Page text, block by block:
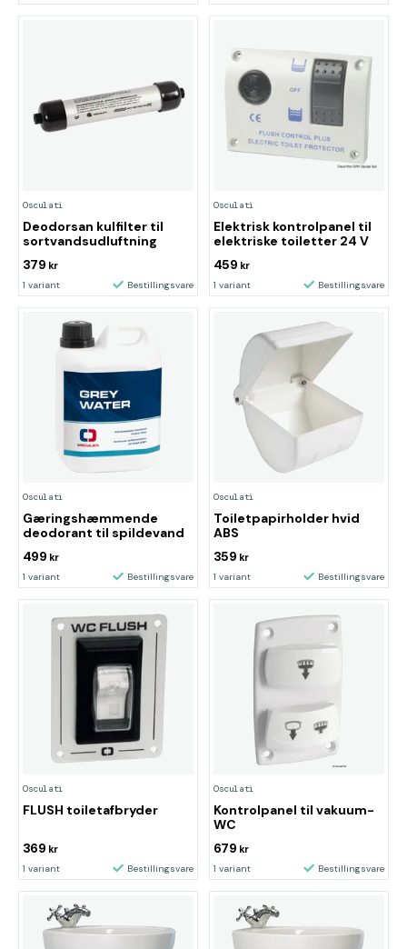
Osculati
Deodorsan kulfilter til
sortvandsudluftning
379 kr
1 variant Bestillingsvare
Osculati
Elektrisk kontrolpanel til
elektriske toiletter 24 V
459 kr
1 variant Bestillingsvare
Osculati
Gæringshæmmende
deodorant til spildevand
499 kr
1 variant Bestillingsvare
Osculati
Toiletpapirholder hvid
ABS
359 kr
1 variant Bestillingsvare
Osculati
FLUSH toiletafbryder
369 kr
1 variant Bestillingsvare
Osculati
Kontrolpanel til vakuum-
WC
679 kr
1 variant Bestillingsvare